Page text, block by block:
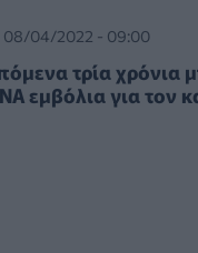
08/04/2022 - 09:00
τρία χρόνια
εμβόλια για τον